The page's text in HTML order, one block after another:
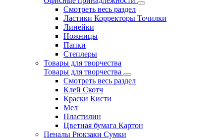
Смотреть весь раздел
Ластики Корректоры Точилки
Линейки
Ножницы
Папки
Степлеры
Товары для творчества
Товары для творчества
Смотреть весь раздел
Клей Скотч
Краски Кисти
Мел
Пластилин
Цветная бумага Картон
Пеналы Рюкзаки Сумки